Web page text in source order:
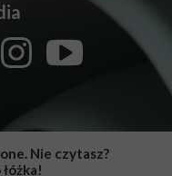
Nie czytasz?